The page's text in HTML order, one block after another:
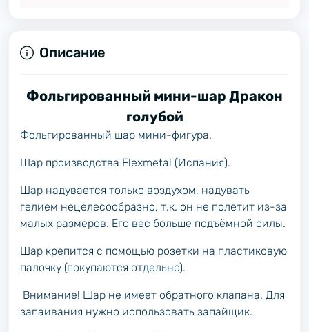
Описание
Фольгированный мини-шар Дракон
голубой
Фольгированный шар мини-фигура.
Шар производства Flexmetal (Испания).
Шар надувается только воздухом, надувать
гелием нецелесообразно, т.к. он не полетит из-за
малых размеров. Его вес больше подъёмной силы.
Шар крепится с помощью розетки на пластиковую
палочку (покупаются отдельно).
Внимание! Шар не имеет обратного клапана. Для
запаивания нужно использовать запайщик.